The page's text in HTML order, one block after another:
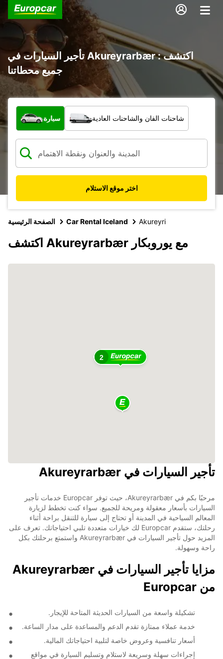
تأجير السيارات في Akureyrarbær : اكتشف
جميع محطاتنا
ما نوع المركبة؟
سيارة شاحنات الفان والشاحنات العادية
اختر موقع الاستلام
الصفحة الرئيسية Car Rental Iceland Akureyri
اكتشف Akureyrarbær مع يوروبكار
2
تأجير السيارات في Akureyrarbær
مرحبًا بكم في Akureyrarbær، حيث توفر Europcar خدمات تأجير
السيارات بأسعار معقولة ومريحة للجميع. سواء كنت تخطط لزيارة
المعالم السياحية في المدينة أو تحتاج إلى سيارة للتنقل براحة أثناء
رحلتك، ستقدم Europcar لك خيارات متعددة تلبي احتياجاتك. تعرف على
المزيد حول تأجير السيارات في Akureyrarbær واستمتع برحلتك بكل
راحة وسهولة.
مزايا تأجير السيارات في Akureyrarbær
من Europcar
تشكيلة واسعة من السيارات الحديثة المتاحة للإيجار.
خدمة عملاء ممتازة تقدم الدعم والمساعدة على مدار الساعة.
أسعار تنافسية وعروض خاصة لتلبية احتياجاتك المالية.
إجراءات سهلة وسريعة لاستلام وتسليم السيارة في مواقع